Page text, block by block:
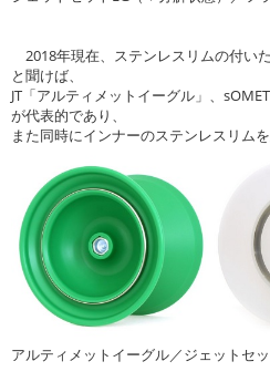
2018年現在、ステンレスリムの付い
と聞けば、
JT「アルティメットイーグル」、
が代表的であり、
また同時にインナーのステンレスリム
アルティメットイーグル／ジェットセ